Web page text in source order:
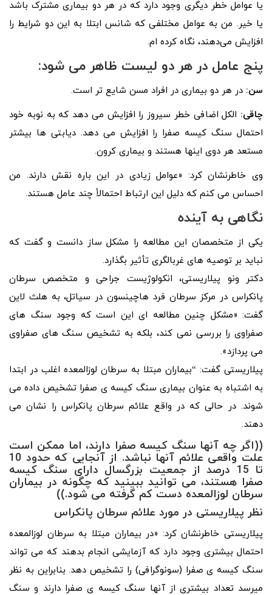
یا عوامل خطر دیگری وجود دارد که در هر دو بیماری مشترک باشد
یا خیر. من به عوامل مختلفی که شانس ابتلا به این دو شرایط را
افزایش می‌دهند، نگاه کرده‌ ام.
پنج عامل در هر دو لیست ظاهر می شود:
سن: در هر دو بیماری در افراد مسن شایع تر است.
چاقی: الکل اضافی خطر سیروز را افزایش می دهد که به نوبه خود
احتمال سنگ کیسه صفرا را افزایش می دهد. دیابتی ها بیشتر
مستعد هر دوی اینها هستند و بیماری کرون.
وی خاطرنشان کرد: «عوامل زیادی در این باره نقش دارند. من
احساس می‌ کنم که دلیل این ارتباط احتمالاً چند عامل هستند.
نگاهی به آینده
یکی از متخصصان این مطالعه را مشکل‌ ساز دانست و گفت که
نباید بر توصیه‌ های غربالگری تأثیر بگذارد.
دکتر ونو پیلاریستی، انکولوژیست جراحی و متخصص سرطان
پانکراس در مرکز سرطان فرد هاچینسون در سیاتل، به هلث لاین
گفت: «مشکل چنین مطالعه‌ ای این است که وجود سنگ‌ های
صفراوی را بررسی نمی‌ کند، بلکه به تشخیص سنگ‌ های صفراوی
می‌ پردازد».
پیلاریستی گفت: “بیماران مبتلا به سرطان لوزالمعده اغلب در ابتدا
به اشتباه به عنوان بیماری سنگ کیسه ی صفرا تشخیص داده می
شوند. در حالی که در واقع علائم سرطان پانکراس را نشان می
دهند.
((اگر چه آنها سنگ کیسه صفرا دارند، اما ممکن است
علت واقعی علائم آنها نباشد. از آنجایی که حدود 10
تا 15 درصد از جمعیت بزرگسال دارای سنگ کیسه
صفرا هستند، می توانید ببینید که چگونه در بیماران
سرطان لوزالمعده دست کم گرفته می شود.))
نظر پیلاریستی در مورد علائم سرطان پانکراس
پیلاریستی خاطرنشان کرد: «در بیماران مبتلا به سرطان لوزالمعده
احتمال بیشتری وجود دارد که آزمایشی انجام بدهند که می‌ تواند
سنگ کیسه ی صفرا (سونوگرافی) را تشخیص دهد. بنابراین به نظر
میرسد تعداد بیشتری از آنها سنگ کیسه ی صفرا دارند و سنگ